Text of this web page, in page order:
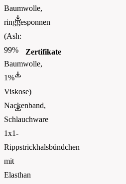
Baumwolle,
ringgesponnen
(Ash:
99%
Baumwolle,
1%
Viskose)
Nackenband,
Schlauchware
1x1-
Rippstrickhalsbündchen
mit
Elasthan
Zertifikate
PETA